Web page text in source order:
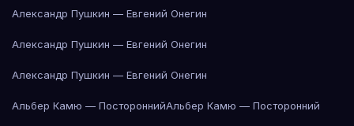
Александр Пушкин — Евгений Онегин
Александр Пушкин — Евгений Онегин
Александр Пушкин — Евгений Онегин
Альбер Камю — ПостороннийАльбер Камю — Посторонний